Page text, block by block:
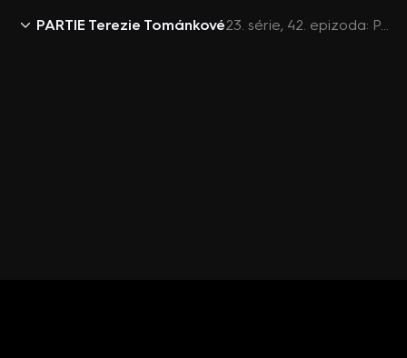
PARTIE Terezie Tománkové 23. série, 42. epizoda: PARTIE TEREZIE TOMÁNKOVÉ, Jiří Pospíši, Michaela Šebelová, Jaroslav Bžoch, Radek Koten - 22.10. v 11:50